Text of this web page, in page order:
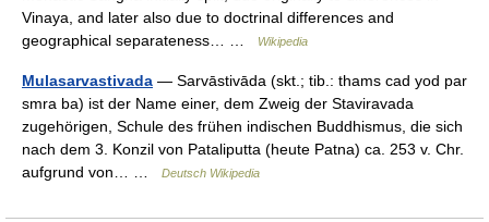
Vinaya, and later also due to doctrinal differences and
geographical separateness… …
Wikipedia
Mulasarvastivada — Sarvāstivāda (skt.; tib.: thams cad yod par
smra ba) ist der Name einer, dem Zweig der Staviravada
zugehörigen, Schule des frühen indischen Buddhismus, die sich
nach dem 3. Konzil von Pataliputta (heute Patna) ca. 253 v. Chr.
aufgrund von… …
Deutsch Wikipedia